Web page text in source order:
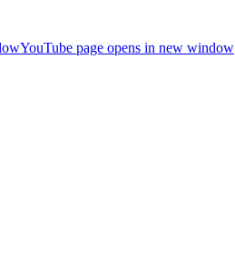
YouTube page opens in new window